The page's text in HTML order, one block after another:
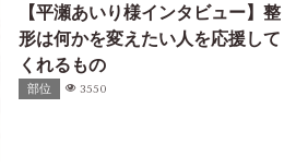
【平瀬あいり様インタビュー】整
形は何かを変えたい人を応援して
くれるもの
部位 3550